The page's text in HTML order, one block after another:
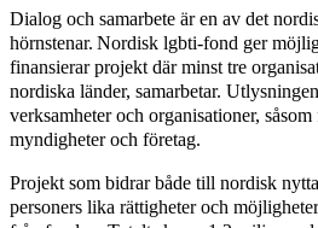
Dialog och samarbete är en av det
hörnstenar. Nordisk lgbti-fond ger
finansierar projekt där minst tre
nordiska länder, samarbetar.
verksamheter och organisationer,
myndigheter och företag.
Projekt som bidrar både till nordisk
personers lika rättigheter och